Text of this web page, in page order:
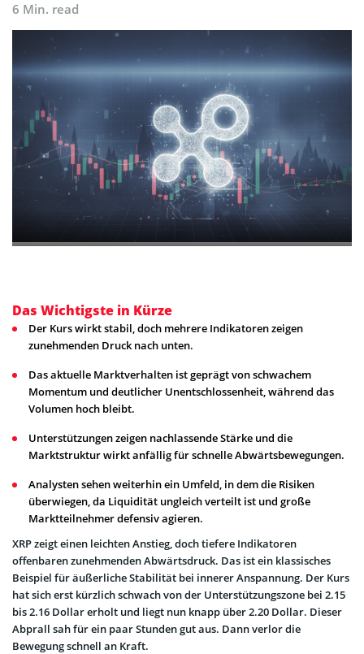
6 Min. read
Das Wichtigste in Kürze
Der Kurs wirkt stabil, doch mehrere Indikatoren zeigen
zunehmenden Druck nach unten.
Das aktuelle Marktverhalten ist geprägt von schwachem
Momentum und deutlicher Unentschlossenheit, während das
Volumen hoch bleibt.
Unterstützungen zeigen nachlassende Stärke und die
Marktstruktur wirkt anfällig für schnelle Abwärtsbewegungen.
Analysten sehen weiterhin ein Umfeld, in dem die Risiken
überwiegen, da Liquidität ungleich verteilt ist und große
Marktteilnehmer defensiv agieren.
XRP zeigt einen leichten Anstieg, doch tiefere Indikatoren
offenbaren zunehmenden Abwärtsdruck. Das ist ein klassisches
Beispiel für äußerliche Stabilität bei innerer Anspannung. Der Kurs
hat sich erst kürzlich schwach von der Unterstützungszone bei 2.15
bis 2.16 Dollar erholt und liegt nun knapp über 2.20 Dollar. Dieser
Abprall sah für ein paar Stunden gut aus. Dann verlor die
Bewegung schnell an Kraft.